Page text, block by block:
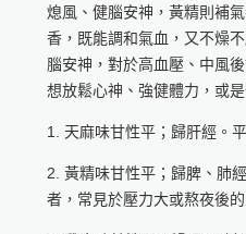
熄風、健腦安神，黃精則補
香，既能調和氣血，又不燥
腦安神，對於高血壓、中風
想放鬆心神、強健體力，或
1. 天麻味甘性平；歸肝經。
2. 黃精味甘性平；歸脾、肺
者，常見於壓力大或熬夜後的